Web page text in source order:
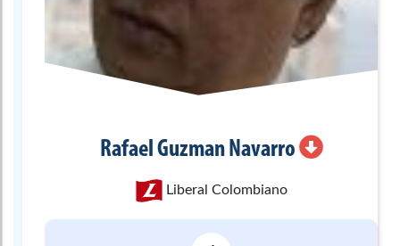
RafaelGuzman Navarro
Liberal Colombiano